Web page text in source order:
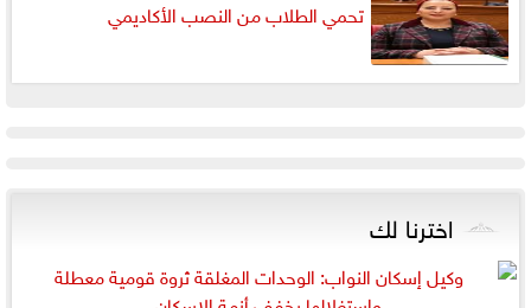
تحمي الطلاب من النصب الأكاديمي
اخترنا لك